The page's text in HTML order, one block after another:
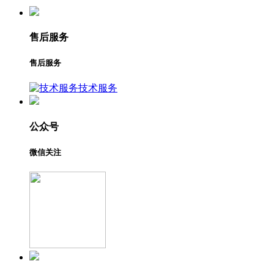
售后服务
售后服务
技术服务
公众号
微信关注